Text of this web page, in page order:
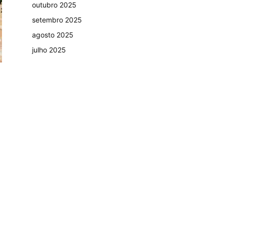
outubro 2025
setembro 2025
agosto 2025
julho 2025